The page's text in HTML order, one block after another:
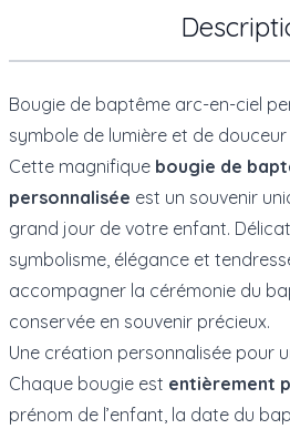
Bougie de baptême arc-en-ciel
symbole de lumière et de douceur
Cette magnifique bougie de
personnalisée est un souvenir
grand jour de votre enfant.
symbolisme, élégance et
accompagner la cérémonie du
conservée en souvenir précieux.
Une création personnalisée pour
Chaque bougie est entièrement
prénom de l’enfant, la date du